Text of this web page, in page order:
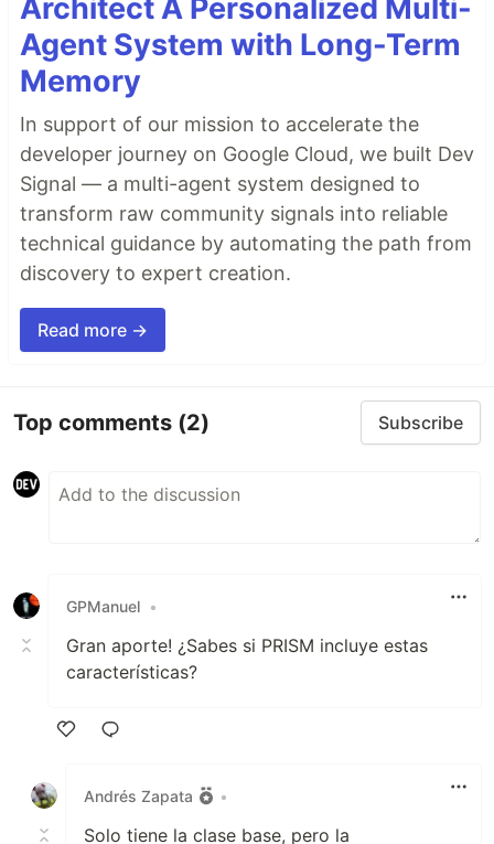
Architect A Personalized Multi-
Agent System with Long-Term
Memory
In support of our mission to accelerate the
developer journey on Google Cloud, we built Dev
Signal — a multi-agent system designed to
transform raw community signals into reliable
technical guidance by automating the path from
discovery to expert creation.
Read more →
Top comments (2) Subscribe
GPManuel •
Gran aporte! ¿Sabes si PRISM incluye estas
características?
Andrés Zapata
•
Solo tiene la clase base, pero la